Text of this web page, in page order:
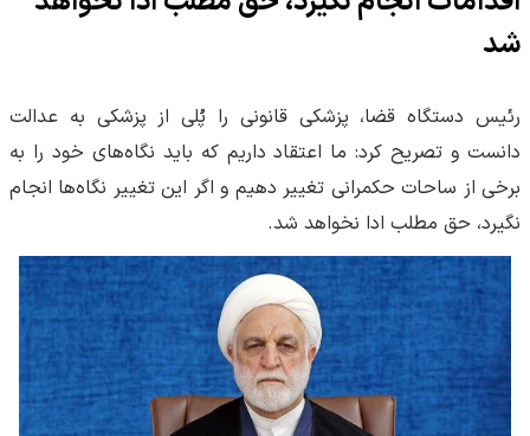
شد
رئیس دستگاه قضا، پزشکی قانونی را پُلی از پزشکی به عدالت
دانست و تصریح کرد: ما اعتقاد داریم که باید نگاه‌های خود را به
برخی از ساحات حکمرانی تغییر دهیم و اگر این تغییر نگاه‌ها انجام
نگیرد، حق مطلب ادا نخواهد شد.